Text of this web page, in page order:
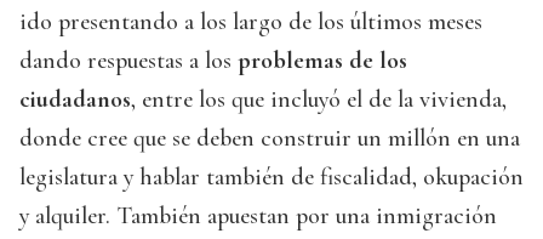
ido presentando a los largo de los últimos meses
dando respuestas a los problemas de los
ciudadanos, entre los que incluyó el de la vivienda,
donde cree que se deben construir un millón en una
legislatura y hablar también de fiscalidad, okupación
y alquiler. También apuestan por una inmigración